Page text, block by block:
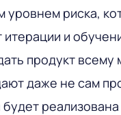
уровнем риска,
и
продукт всему
даже не сам